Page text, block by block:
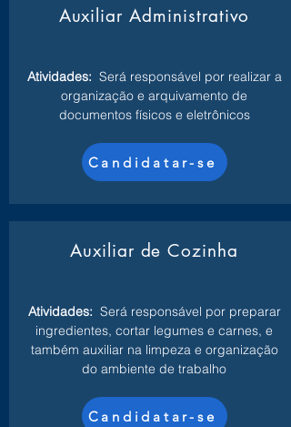
Auxiliar Administrativo
Atividades: Será responsável por realizar a
organização e arquivamento de
documentos físicos e eletrônicos
Candidatar-se
Auxiliar de Cozinha
Atividades: Será responsável por preparar
ingredientes, cortar legumes e carnes, e
também auxiliar na limpeza e organização
do ambiente de trabalho
Candidatar-se